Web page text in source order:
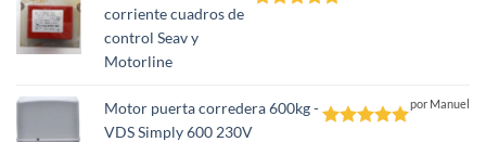
corriente cuadros de
control Seav y
Motorline
Motor puerta corredera 600kg -
VDS Simply 600 230V
por Manuel